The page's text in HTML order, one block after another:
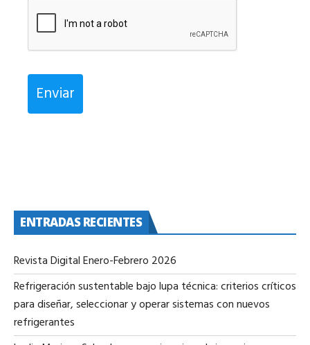
Enviar
ENTRADAS RECIENTES
Revista Digital Enero-Febrero 2026
Refrigeración sustentable bajo lupa técnica: criterios críticos
para diseñar, seleccionar y operar sistemas con nuevos
refrigerantes